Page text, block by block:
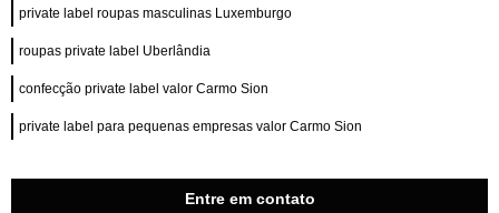
private label roupas masculinas Luxemburgo
roupas private label Uberlândia
confecção private label valor Carmo Sion
private label para pequenas empresas valor Carmo Sion
Entre em contato